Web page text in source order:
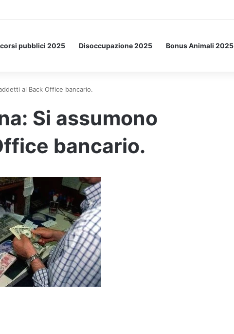
a Letto: ecco l’esperimento spaziale.
pubblici 2025 Disoccupazione 2025 Bonus Animali 2025
al Back Office bancario.
Si assumono
bancario.